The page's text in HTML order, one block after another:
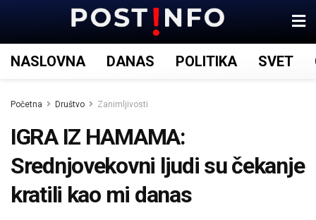
NASLOVNA DANAS POLITIKA SVET
Početna Društvo Zanimljivosti
IGRA IZ HAMAMA:
Srednjovekovni ljudi su čekanje
kratili kao mi danas